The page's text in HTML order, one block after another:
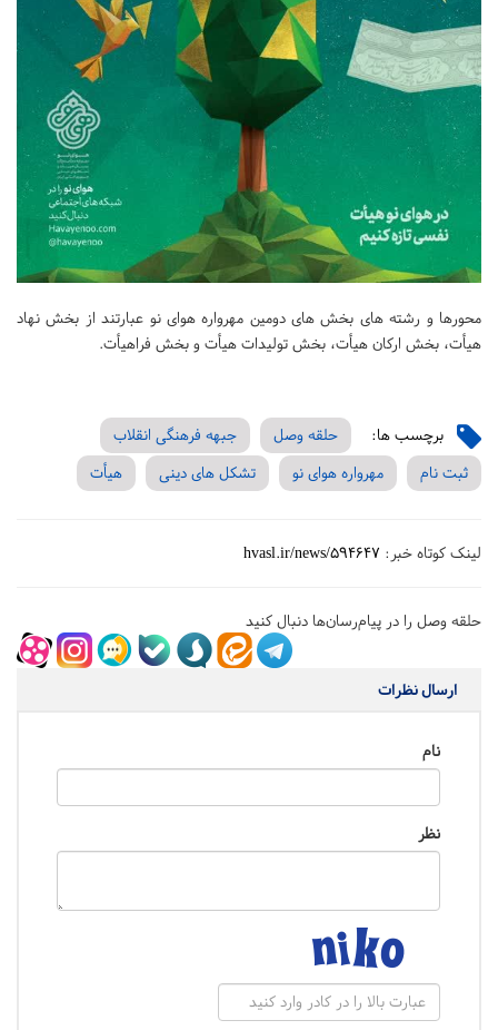
محورها و رشته های بخش های دومین مهرواره هوای نو عبارتند از بخش نهاد
هیأت، بخش ارکان هیأت، بخش تولیدات هیأت و بخش فراهیأت.
برچسب ها: حلقه وصل
جبهه فرهنگی انقلاب
ثبت نام
مهرواره هوای نو تشکل های دینی هیأت
لینک کوتاه خبر: hvasl.ir/news/594647
حلقه وصل را در پیام‌رسان‌ها دنبال کنید
ارسال نظرات
نام
نظر